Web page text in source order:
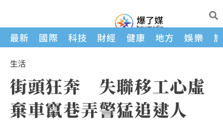
最新 國際 科技 財經 健康 地方 娛樂
生活
街頭狂奔 失聯移工心虛
棄車竄巷弄警猛追逮人